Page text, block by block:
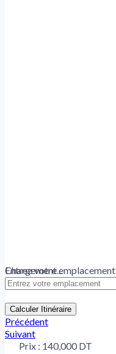
Chargement...
Entrez votre emplacement
Calculer Itinéraire
Précédent
Suivant
Prix : 140,000 DT